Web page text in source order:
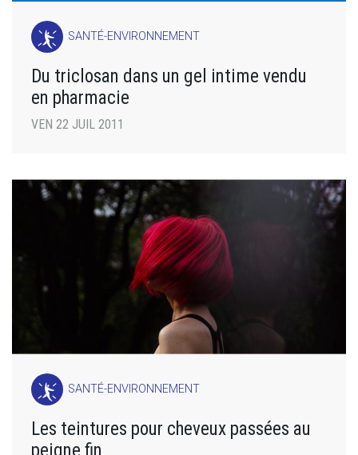
SANTÉ-ENVIRONNEMENT
Du triclosan dans un gel intime vendu
en pharmacie
VEN 22 JUIL 2011
SANTÉ-ENVIRONNEMENT
Les teintures pour cheveux passées au
peigne fin